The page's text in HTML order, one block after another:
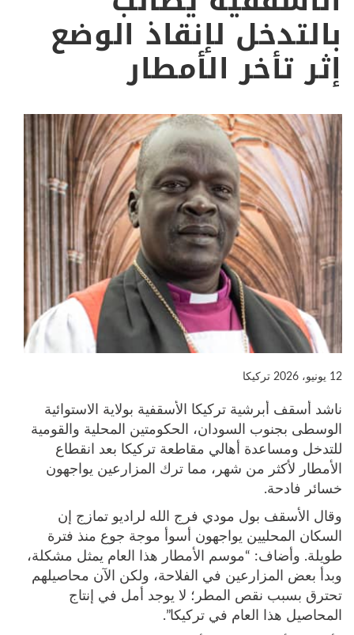
بالتدخل لإنقاذ الوضع
إثر تأخر الأمطار
12 يونيو، 2026 تركيكا
ناشد أسقف أبرشية تركيكا الأسقفية بولاية الاستوائية
الوسطى بجنوب السودان، الحكومتين المحلية والقومية
للتدخل ومساعدة أهالي مقاطعة تركيكا بعد انقطاع
الأمطار لأكثر من شهر، مما ترك المزارعين يواجهون
خسائر فادحة.
وقال الأسقف بول مودي فرج الله لراديو تمازج إن
السكان المحليين يواجهون أسوأ موجة جوع منذ فترة
طويلة. وأضاف: “موسم الأمطار هذا العام يمثل مشكلة،
وبدأ بعض المزارعين في الفلاحة، ولكن الآن محاصيلهم
تحترق بسبب نقص المطر؛ لا يوجد أمل في إنتاج
المحاصيل هذا العام في تركيكا”.